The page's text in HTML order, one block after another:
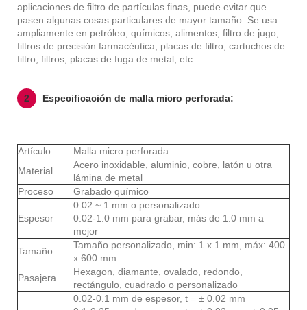
aplicaciones de filtro de partículas finas, puede evitar que
pasen algunas cosas particulares de mayor tamaño. Se usa
ampliamente en petróleo, químicos, alimentos, filtro de jugo,
filtros de precisión farmacéutica, placas de filtro, cartuchos de
filtro, filtros; placas de fuga de metal, etc.
2 Especificación de malla micro perforada:
Artículo
Malla micro perforada
Material
Acero inoxidable, aluminio, cobre, latón u otra
lámina de metal
Proceso
Grabado químico
Espesor
0.02 ~ 1 mm o personalizado
0.02-1.0 mm para grabar, más de 1.0 mm a
mejor
Tamaño
Tamaño personalizado, min: 1 x 1 mm, máx: 400
x 600 mm
Pasajera
Hexagon, diamante, ovalado, redondo,
rectángulo, cuadrado o personalizado
0.02-0.1 mm de espesor, t = ± 0.02 mm